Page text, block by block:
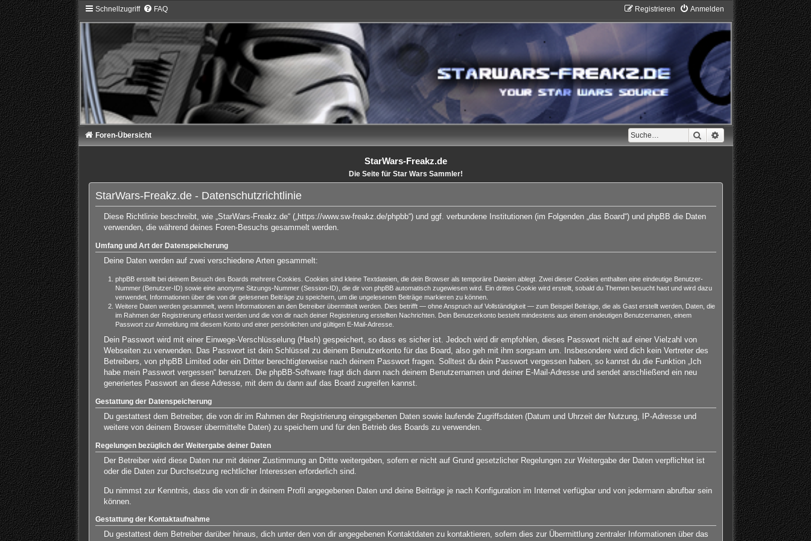
Schnellzugriff FAQ Anmelden
Registrieren
Suche Erweiterte Suche
Foren-Übersicht
StarWars-Freakz.de
Die Seite für Star Wars Sammler!
StarWars-Freakz.de - Datenschutzrichtlinie
Diese Richtlinie beschreibt, wie „StarWars-Freakz.de“ („https://www.sw-freakz.de/phpbb“) und ggf. verbundene Institutionen (im Folgenden „das Board“) und phpBB die Daten
verwenden, die während deines Foren-Besuchs gesammelt werden.
Umfang und Art der Datenspeicherung
Deine Daten werden auf zwei verschiedene Arten gesammelt:
phpBB erstellt bei deinem Besuch des Boards mehrere Cookies. Cookies sind kleine Textdateien, die dein Browser als temporäre Dateien ablegt. Zwei dieser Cookies enthalten eine eindeutige Benutzer-
Nummer (Benutzer-ID) sowie eine anonyme Sitzungs-Nummer (Session-ID), die dir von phpBB automatisch zugewiesen wird. Ein drittes Cookie wird erstellt, sobald du Themen besucht hast und wird dazu
verwendet, Informationen über die von dir gelesenen Beiträge zu speichern, um die ungelesenen Beiträge markieren zu können.
Weitere Daten werden gesammelt, wenn Informationen an den Betreiber übermittelt werden. Dies betrifft — ohne Anspruch auf Vollständigkeit — zum Beispiel Beiträge, die als Gast erstellt werden, Daten, die
im Rahmen der Registrierung erfasst werden und die von dir nach deiner Registrierung erstellten Nachrichten. Dein Benutzerkonto besteht mindestens aus einem eindeutigen Benutzernamen, einem
Passwort zur Anmeldung mit diesem Konto und einer persönlichen und gültigen E-Mail-Adresse.
Dein Passwort wird mit einer Einwege-Verschlüsselung (Hash) gespeichert, so dass es sicher ist. Jedoch wird dir empfohlen, dieses Passwort nicht auf einer Vielzahl von
Webseiten zu verwenden. Das Passwort ist dein Schlüssel zu deinem Benutzerkonto für das Board, also geh mit ihm sorgsam um. Insbesondere wird dich kein Vertreter des
Betreibers, von phpBB Limited oder ein Dritter berechtigterweise nach deinem Passwort fragen. Solltest du dein Passwort vergessen haben, so kannst du die Funktion „Ich
habe mein Passwort vergessen“ benutzen. Die phpBB-Software fragt dich dann nach deinem Benutzernamen und deiner E-Mail-Adresse und sendet anschließend ein neu
generiertes Passwort an diese Adresse, mit dem du dann auf das Board zugreifen kannst.
Gestattung der Datenspeicherung
Du gestattest dem Betreiber, die von dir im Rahmen der Registrierung eingegebenen Daten sowie laufende Zugriffsdaten (Datum und Uhrzeit der Nutzung, IP-Adresse und
weitere von deinem Browser übermittelte Daten) zu speichern und für den Betrieb des Boards zu verwenden.
Regelungen bezüglich der Weitergabe deiner Daten
Der Betreiber wird diese Daten nur mit deiner Zustimmung an Dritte weitergeben, sofern er nicht auf Grund gesetzlicher Regelungen zur Weitergabe der Daten verpflichtet ist
oder die Daten zur Durchsetzung rechtlicher Interessen erforderlich sind.
Du nimmst zur Kenntnis, dass die von dir in deinem Profil angegebenen Daten und deine Beiträge je nach Konfiguration im Internet verfügbar und von jedermann abrufbar sein
können.
Gestattung der Kontaktaufnahme
Du gestattest dem Betreiber darüber hinaus, dich unter den von dir angegebenen Kontaktdaten zu kontaktieren, sofern dies zur Übermittlung zentraler Informationen über das